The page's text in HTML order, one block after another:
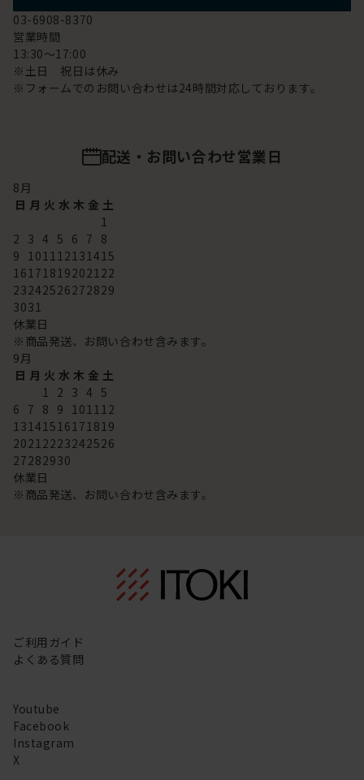
03-6908-8370
営業時間
13:30～17:00
※土日 祝日は休み
※フォームでのお問い合わせは24時間対応しております。
配送・お問い合わせ営業日
8月
日 月 火 水 木 金 土
1
2 3 4 5 6 7 8
9 101112131415
16171819202122
23242526272829
3031
休業日
※商品発送、お問い合わせ含みます。
9月
日 月 火 水 木 金 土
1 2 3 4 5
6 7 8 9 101112
13141516171819
20212223242526
27282930
休業日
※商品発送、お問い合わせ含みます。
ご利用ガイド
よくある質問
Youtube
Facebook
Instagram
X